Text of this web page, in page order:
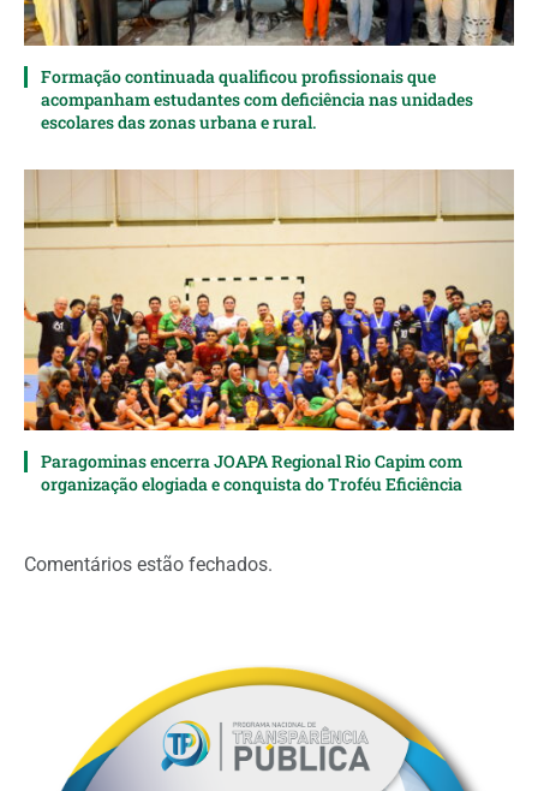
Formação continuada qualificou profissionais que
acompanham estudantes com deficiência nas unidades
escolares das zonas urbana e rural.
Paragominas encerra JOAPA Regional Rio Capim com
organização elogiada e conquista do Troféu Eficiência
Comentários estão fechados.